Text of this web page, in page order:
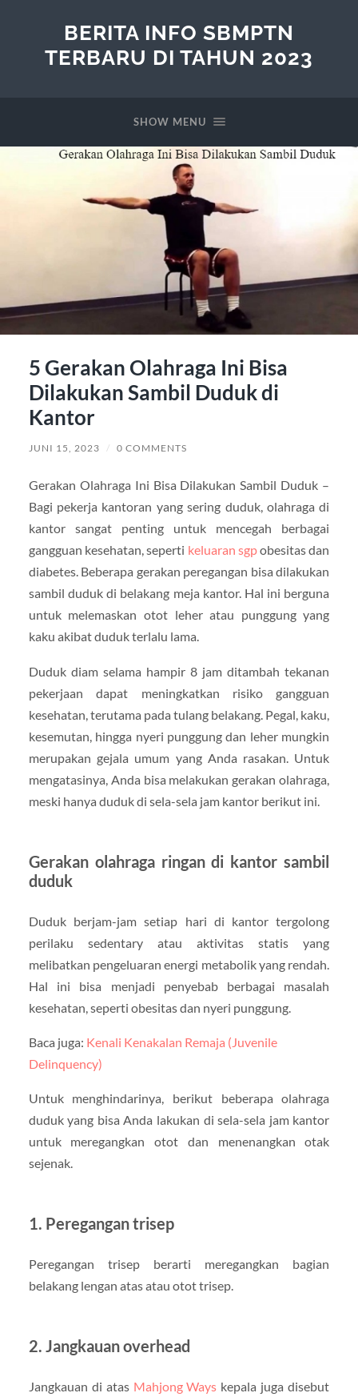
BERITA INFO SBMPTN
TERBARU DI TAHUN 2023
SHOW MENU
5 Gerakan Olahraga Ini Bisa
Dilakukan Sambil Duduk di
Kantor
JUNI 15, 2023 / 0 COMMENTS
Gerakan Olahraga Ini Bisa Dilakukan Sambil Duduk –
Bagi pekerja kantoran yang sering duduk, olahraga di
kantor sangat penting untuk mencegah berbagai
gangguan kesehatan, seperti keluaran sgpobesitas dan
diabetes. Beberapa gerakan peregangan bisa dilakukan
sambil duduk di belakang meja kantor. Hal ini berguna
untuk melemaskan otot leher atau punggung yang
kaku akibat duduk terlalu lama.
Duduk diam selama hampir 8 jam ditambah tekanan
pekerjaan dapat meningkatkan risiko gangguan
kesehatan, terutama pada tulang belakang. Pegal, kaku,
kesemutan, hingga nyeri punggung dan leher mungkin
merupakan gejala umum yang Anda rasakan. Untuk
mengatasinya, Anda bisa melakukan gerakan olahraga,
meski hanya duduk di sela-sela jam kantor berikut ini.
Gerakan olahraga ringan di kantor sambil
duduk
Duduk berjam-jam setiap hari di kantor tergolong
perilaku sedentary atau aktivitas statis yang
melibatkan pengeluaran energi metabolik yang rendah.
Hal ini bisa menjadi penyebab berbagai masalah
kesehatan, seperti obesitas dan nyeri punggung.
Baca juga: Kenali Kenakalan Remaja (Juvenile
Delinquency)
Untuk menghindarinya, berikut beberapa olahraga
duduk yang bisa Anda lakukan di sela-sela jam kantor
untuk meregangkan otot dan menenangkan otak
sejenak.
1. Peregangan trisep
Peregangan trisep berarti meregangkan bagian
belakang lengan atas atau otot trisep.
2. Jangkauan overhead
Jangkauan di atas Mahjong Ways kepala juga disebut